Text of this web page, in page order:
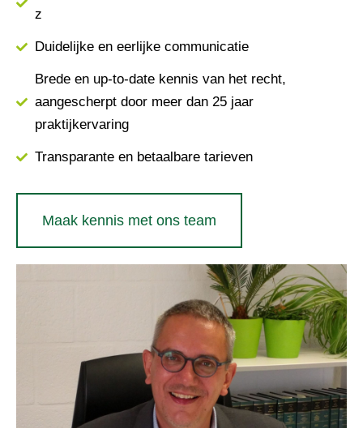
z
Duidelijke en eerlijke communicatie
Brede en up-to-date kennis van het recht,
aangescherpt door meer dan 25 jaar
praktijkervaring
Transparante en betaalbare tarieven
Maak kennis met ons team